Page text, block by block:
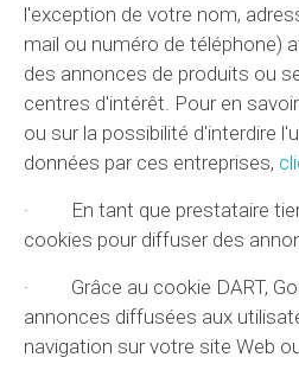
l'exception de votre nom,
mail ou numéro de téléphone)
des annonces de produits ou
centres d'intérêt. Pour en
ou sur la possibilité d'interdire
données par ces entreprises,
· En tant que prestataire
cookies pour diffuser des
· Grâce au cookie DART,
annonces diffusées aux
navigation sur votre site Web